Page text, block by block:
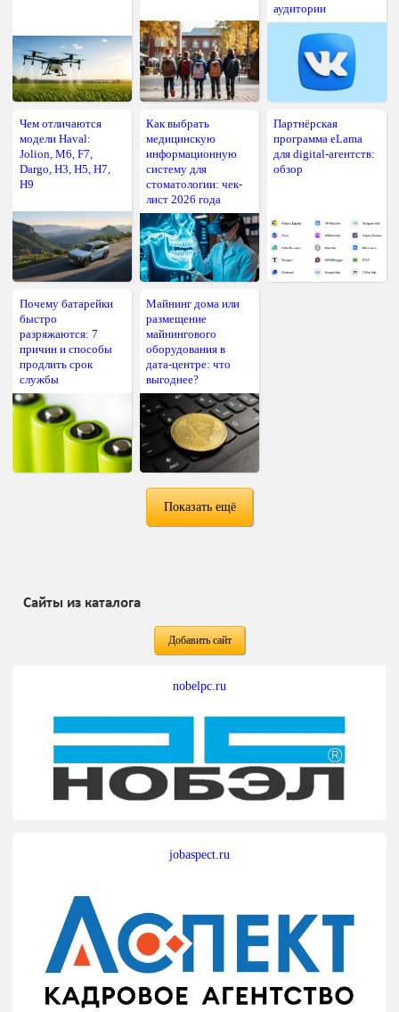
аудитории
Чем отличаются
модели Haval:
Jolion, M6, F7,
Dargo, H3, H5, H7,
H9
Как выбрать
медицинскую
информационную
систему для
стоматологии: чек-
лист 2026 года
Партнёрская
программа eLama
для digital-агентств:
обзор
Почему батарейки
быстро
разряжаются: 7
причин и способы
продлить срок
службы
Майнинг дома или
размещение
майнингового
оборудования в
дата-центре: что
выгоднее?
Показать ещё
Сайты из каталога
Добавить сайт
nobelpc.ru
jobaspect.ru